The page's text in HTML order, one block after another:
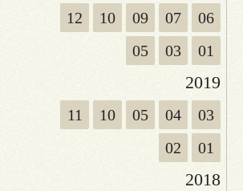
12 10 09 07
06
05
03 01
2019
11 10 05 04
03
02
01
2018